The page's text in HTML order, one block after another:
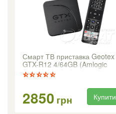
Смарт ТВ приставка Geotex
GTX-R12 4/64GB (Amlogic
S905X5M / Android 14)
2850 грн Купити